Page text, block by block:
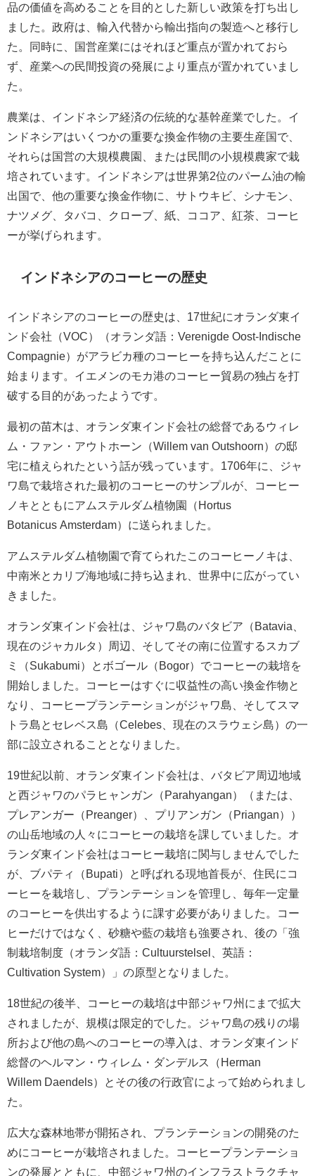
品の価値を高めることを目的とした新しい政策を打ち出し
ました。政府は、輸入代替から輸出指向の製造へと移行し
た。同時に、国営産業にはそれほど重点が置かれておら
ず、産業への民間投資の発展により重点が置かれていまし
た。
農業は、インドネシア経済の伝統的な基幹産業でした。イ
ンドネシアはいくつかの重要な換金作物の主要生産国で、
それらは国営の大規模農園、または民間の小規模農家で栽
培されています。インドネシアは世界第2位のパーム油の輸
出国で、他の重要な換金作物に、サトウキビ、シナモン、
ナツメグ、タバコ、クローブ、紙、ココア、紅茶、コーヒ
ーが挙げられます。
インドネシアのコーヒーの歴史
インドネシアのコーヒーの歴史は、17世紀にオランダ東イ
ンド会社（VOC）（オランダ語：Verenigde Oost-Indische
Compagnie）がアラビカ種のコーヒーを持ち込んだことに
始まります。イエメンのモカ港のコーヒー貿易の独占を打
破する目的があったようです。
最初の苗木は、オランダ東インド会社の総督であるウィレ
ム・ファン・アウトホーン（Willem van Outshoorn）の邸
宅に植えられたという話が残っています。1706年に、ジャ
ワ島で栽培された最初のコーヒーのサンプルが、コーヒー
ノキとともにアムステルダム植物園（Hortus
Botanicus Amsterdam）に送られました。
アムステルダム植物園で育てられたこのコーヒーノキは、
中南米とカリブ海地域に持ち込まれ、世界中に広がってい
きました。
オランダ東インド会社は、ジャワ島のバタビア（Batavia、
現在のジャカルタ）周辺、そしてその南に位置するスカブ
ミ（Sukabumi）とボゴール（Bogor）でコーヒーの栽培を
開始しました。コーヒーはすぐに収益性の高い換金作物と
なり、コーヒープランテーションがジャワ島、そしてスマ
トラ島とセレベス島（Celebes、現在のスラウェシ島）の一
部に設立されることとなりました。
19世紀以前、オランダ東インド会社は、バタビア周辺地域
と西ジャワのパラヒャンガン（Parahyangan）（または、
プレアンガー（Preanger）、プリアンガン（Priangan））
の山岳地域の人々にコーヒーの栽培を課していました。オ
ランダ東インド会社はコーヒー栽培に関与しませんでした
が、ブパティ（Bupati）と呼ばれる現地首長が、住民にコ
ーヒーを栽培し、プランテーションを管理し、毎年一定量
のコーヒーを供出するように課す必要がありました。コー
ヒーだけではなく、砂糖や藍の栽培も強要され、後の「強
制栽培制度（オランダ語：Cultuurstelsel、英語：
Cultivation System）」の原型となりました。
18世紀の後半、コーヒーの栽培は中部ジャワ州にまで拡大
されましたが、規模は限定的でした。ジャワ島の残りの場
所および他の島へのコーヒーの導入は、オランダ東インド
総督のヘルマン・ウィレム・ダンデルス（Herman
Willem Daendels）とその後の行政官によって始められまし
た。
広大な森林地帯が開拓され、プランテーションの開発のた
めにコーヒーが栽培されました。コーヒープランテーショ
ンの発展とともに、中部ジャワ州のインフラストラクチャ